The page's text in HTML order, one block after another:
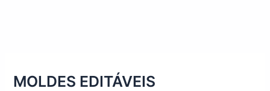
MOLDES EDITÁVEIS